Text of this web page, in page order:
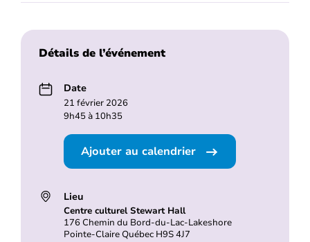
Détails de l’événement
Date
21 février 2026
9h45 à 10h35
Ajouter au calendrier
Lieu
Centre culturel Stewart Hall
176 Chemin du Bord-du-Lac-Lakeshore
Pointe-Claire Québec H9S 4J7